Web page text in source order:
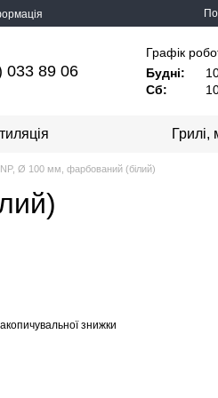
033 89 06
Графік
Будні:
Сб:
Ø 100 мм, фарбований (білий)
знижки